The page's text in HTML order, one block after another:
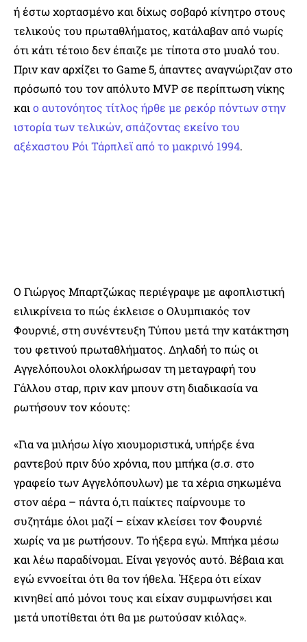
ή έστω χορτασμένο και δίχως σοβαρό κίνητρο στους
τελικούς του πρωταθλήματος, κατάλαβαν από νωρίς
ότι κάτι τέτοιο δεν έπαιζε με τίποτα στο μυαλό του.
Πριν καν αρχίζει το Game 5, άπαντες αναγνώριζαν στο
πρόσωπό του τον απόλυτο MVP σε περίπτωση νίκης
καιο αυτονόητος τίτλος ήρθε με ρεκόρ πόντων στην
ιστορία των τελικών, σπάζοντας εκείνο του
αξέχαστου Ρόι Τάρπλεϊ από το μακρινό 1994.
Ο Γιώργος Μπαρτζώκας περιέγραψε με αφοπλιστική
ειλικρίνεια το πώς έκλεισε ο Ολυμπιακός τον
Φουρνιέ, στη συνέντευξη Τύπου μετά την κατάκτηση
του φετινού πρωταθλήματος. Δηλαδή το πώς οι
Αγγελόπουλοι ολοκλήρωσαν τη μεταγραφή του
Γάλλου σταρ, πριν καν μπουν στη διαδικασία να
ρωτήσουν τον κόουτς:
«Για να μιλήσω λίγο χιουμοριστικά, υπήρξε ένα
ραντεβού πριν δύο χρόνια, που μπήκα (σ.σ. στο
γραφείο των Αγγελόπουλων) με τα χέρια σηκωμένα
στον αέρα – πάντα ό,τι παίκτες παίρνουμε το
συζητάμε όλοι μαζί – είχαν κλείσει τον Φουρνιέ
χωρίς να με ρωτήσουν. Το ήξερα εγώ. Μπήκα μέσω
και λέω παραδίνομαι. Είναι γεγονός αυτό. Βέβαια και
εγώ εννοείται ότι θα τον ήθελα. Ήξερα ότι είχαν
κινηθεί από μόνοι τους και είχαν συμφωνήσει και
μετά υποτίθεται ότι θα με ρωτούσαν κιόλας».